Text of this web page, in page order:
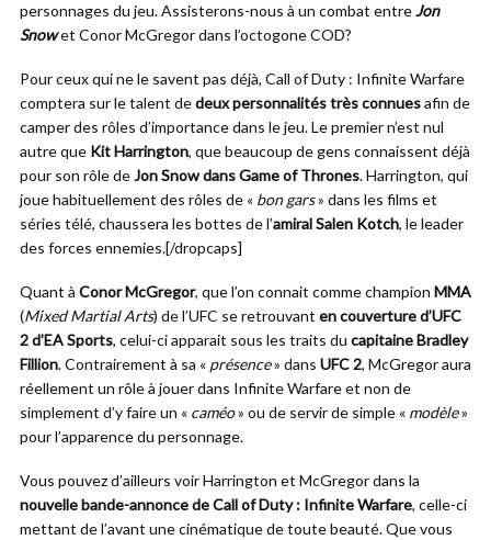
personnages du jeu. Assisterons-nous à un combat entreJon
Snowet Conor McGregor dans l’octogone COD?
Pour ceux qui ne le savent pas déjà, Call of Duty : Infinite Warfare
comptera sur le talent dedeux personnalités très connuesafin de
camper des rôles d’importance dans le jeu. Le premier n’est nul
autre que Kit Harrington, que beaucoup de gens connaissent déjà
pour son rôle deJon Snow dans Game of Thrones. Harrington, qui
joue habituellement des rôles de « bon gars» dans les films et
séries télé, chaussera les bottes de l’amiral Salen Kotch, le leader
des forces ennemies.[/dropcaps]
Quant à Conor McGregor, que l’on connait comme champion MMA
(Mixed Martial Arts) de l’UFC se retrouvant en couverture d’UFC
2 d’EA Sports, celui-ci apparait sous les traits du capitaine Bradley
Fillion. Contrairement à sa « présence» dans UFC 2, McGregor aura
réellement un rôle à jouer dans Infinite Warfare et non de
simplement d’y faire un « caméo» ou de servir de simple « modèle»
pour l’apparence du personnage.
Vous pouvez d’ailleurs voir Harrington et McGregor dans la
nouvelle bande-annonce de Call of Duty : Infinite Warfare, celle-ci
mettant de l’avant une cinématique de toute beauté. Que vous